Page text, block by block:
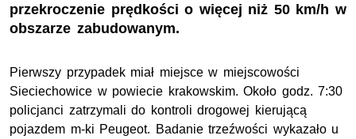
przekroczenie prędkości o więcej niż 50 km/h w
obszarze zabudowanym.
Pierwszy przypadek miał miejsce w miejscowości
Sieciechowice w powiecie krakowskim. Około godz. 7:30
policjanci zatrzymali do kontroli drogowej kierującą
pojazdem m-ki Peugeot. Badanie trzeźwości wykazało u